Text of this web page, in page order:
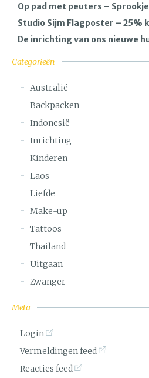
Op pad met peuters –
Studio Sijm Flagposter – 25%
De inrichting van ons nieuwe
Categorieën
Australië
Backpacken
Indonesië
Inrichting
Kinderen
Laos
Liefde
Make-up
Tattoos
Thailand
Uitgaan
Zwanger
Meta
Login
Vermeldingen feed
Reacties feed